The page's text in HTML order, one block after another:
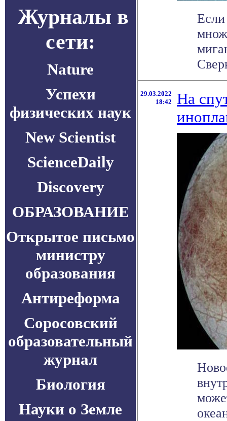
Журналы в
сети:
Nature
Успехи
физических наук
New Scientist
ScienceDaily
Discovery
ОБРАЗОВАНИЕ
Открытое письмо
министру
образования
Антиреформа
Соросовский
образовательный
журнал
Биология
Науки о Земле
Если
29.03.2022
18:42
На